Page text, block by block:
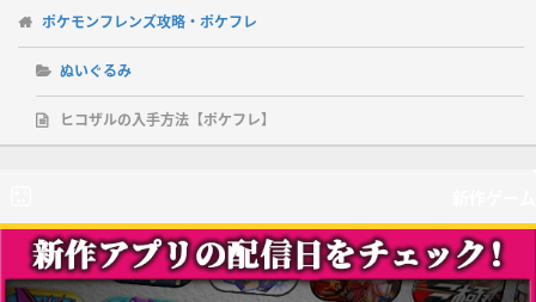
ポケモンフレンズ攻略・ポケフレ
ぬいぐるみ
ヒコザルの入手方法【ポケフレ】